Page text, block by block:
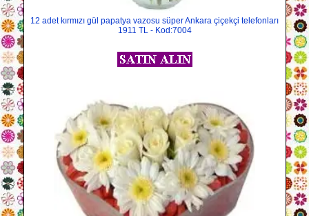
12 adet kırmızı gül papatya vazosu süper Ankara çiçekçi telefonları
1911 TL - Kod:7004